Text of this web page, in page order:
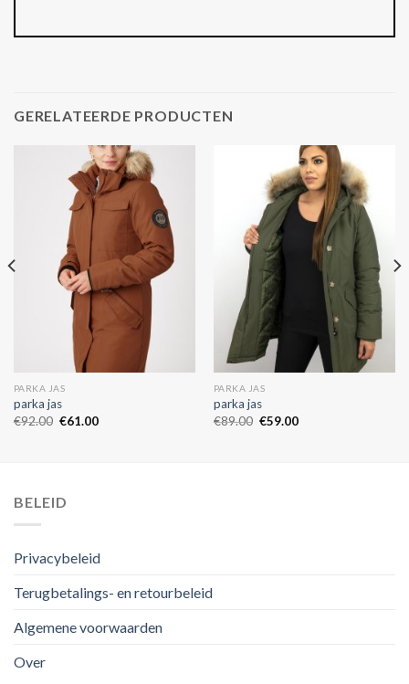
GERELATEERDE PRODUCTEN
PARKA JAS
parka jas
€92.00 €61.00
PARKA JAS
parka jas
€89.00 €59.00
BELEID
Privacybeleid
Terugbetalings- en retourbeleid
Algemene voorwaarden
Over